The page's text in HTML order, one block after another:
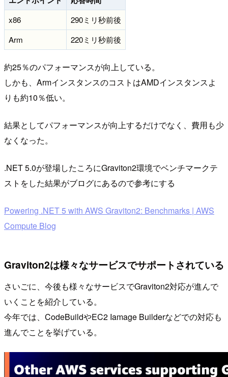
x86
290ミリ秒前後
Arm
220ミリ秒前後
約25％のパフォーマンスが向上している。
しかも、ArmインスタンスのコストはAMDインスタンスよ
りも約10％低い。
結果としてパフォーマンスが向上するだけでなく、費用も少
なくなった。
.NET 5.0が登場したころにGraviton2環境でベンチマークテ
ストをした結果がブログにあるので参考にする
Powering .NET 5 with AWS Graviton2: Benchmarks | AWS
Compute Blog
Graviton2は様々なサービスでサポートされている
さいごに、今後も様々なサービスでGraviton2対応が進んで
いくことを紹介している。
今年では、CodeBuildやEC2 Iamage Builderなどでの対応も
進んでことを挙げている。